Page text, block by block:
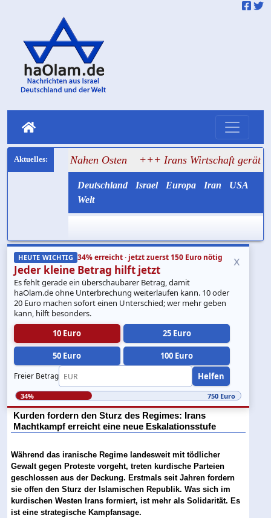
Nahen Osten +++ Irans Wirtschaft gerät ins Wanken,
Deutschland Israel Europa Iran
USA
Welt
HEUTE WICHTIG 34% erreicht · jetzt zuerst 150 Euro nötig
Jeder kleine Betrag hilft jetzt
Es fehlt gerade ein überschaubarer Betrag, damit
haOlam.de ohne Unterbrechung weiterlaufen kann. 10 oder
20 Euro machen sofort einen Unterschied; wer mehr geben
kann, hilft besonders.
10 Euro
25 Euro
50 Euro 100 Euro
Freier Betrag Helfen
x
34% 750 Euro
Kurden fordern den Sturz des Regimes: Irans
Machtkampf erreicht eine neue Eskalationsstufe
Während das iranische Regime landesweit mit tödlicher
Gewalt gegen Proteste vorgeht, treten kurdische Parteien
geschlossen aus der Deckung. Erstmals seit Jahren fordern
sie offen den Sturz der Islamischen Republik. Was sich im
kurdischen Westen Irans formiert, ist mehr als Solidarität. Es
ist eine strategische Kampfansage.